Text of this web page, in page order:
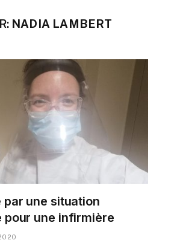
NADIA LAMBERT
une situation
pour une infirmière